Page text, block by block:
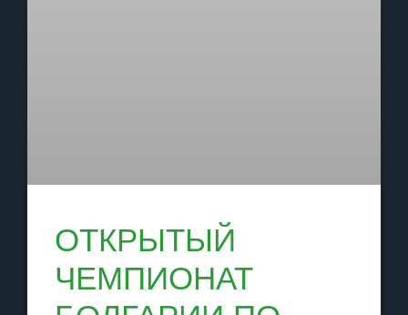
ОТКРЫТЫЙ
ЧЕМПИОНАТ